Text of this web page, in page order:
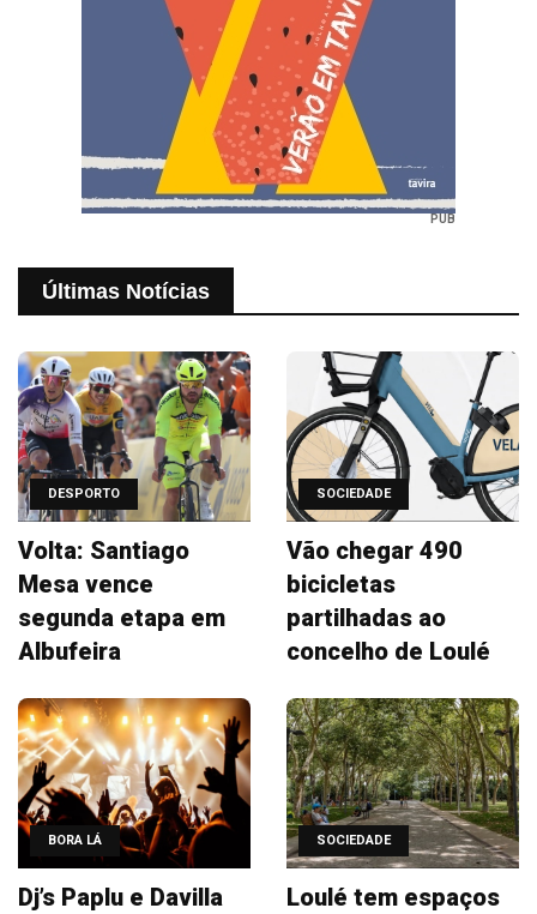
PUB
Últimas Notícias
DESPORTO
Volta: Santiago
Mesa vence
segunda etapa em
Albufeira
SOCIEDADE
Vão chegar 490
bicicletas
partilhadas ao
concelho de Loulé
BORA LÁ
Dj’s Paplu e Davilla
SOCIEDADE
Loulé tem espaços